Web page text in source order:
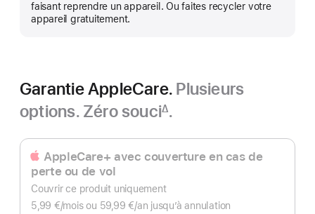
faisant reprendre un appareil. Ou faites recycler votre
appareil gratuitement.
Garantie AppleCare. Plusieurs
options. Zéro souci
de
bas
page
∆.
AppleCare+ avec couverture en cas de
perte ou de vol
Couvrir ce produit uniquement
5,99 €/moispar
ou 59,99 €/an par
jusqu’à annulation